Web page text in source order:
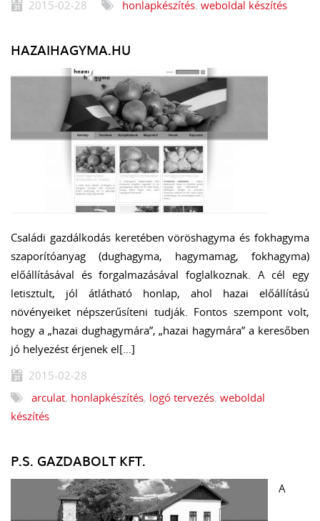
2015-02-28 honlapkészítés, weboldal készítés
HAZAIHAGYMA.HU
Családi gazdálkodás keretében vöröshagyma és fokhagyma
szaporítóanyag (dughagyma, hagymamag, fokhagyma)
előállításával és forgalmazásával foglalkoznak. A cél egy
letisztult, jól átlátható honlap, ahol hazai előállítású
növényeiket népszerűsíteni tudják. Fontos szempont volt,
hogy a „hazai dughagymára”, „hazai hagymára” a keresőben
jó helyezést érjenek el[…]
2015-02-28
arculat, honlapkészítés, logó tervezés, weboldal
készítés
P.S. GAZDABOLT KFT.
A